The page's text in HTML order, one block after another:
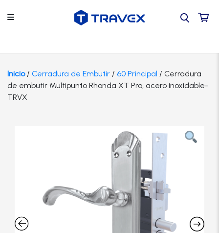
Por proyecto
Guía de compra
Bisagras
Candados
Cerradura de Embutir
Tienda
TVRX
Inicio/ Cerradura de Embutir / 60 Principal / Cerradura
de embutir Multipunto Rhonda XT Pro, acero inoxidable-
TRVX